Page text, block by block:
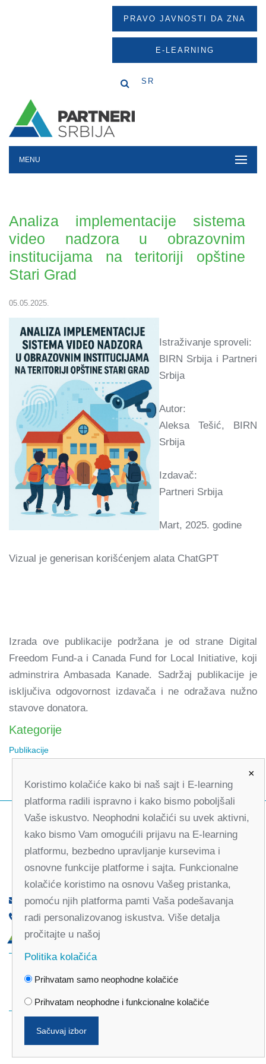
PRAVO JAVNOSTI DA ZNA
E-LEARNING
SR
MENU
Analiza implementacije sistema
video nadzora u obrazovnim
institucijama na teritoriji opštine
Stari Grad
05.05.2025.
Istraživanje sproveli:
BIRN Srbija i Partneri
Srbija
Autor:
Aleksa Tešić, BIRN
Srbija
Izdavač:
Partneri Srbija
Mart, 2025. godine
Vizual je generisan korišćenjem alata ChatGPT
Izrada ove publikacije podržana je od strane Digital
Freedom Fund-a i Canada Fund for Local Initiative, koji
adminstrira Ambasada Kanade. Sadržaj publikacije je
isključiva odgovornost izdavača i ne odražava nužno
stavove donatora.
Kategorije
Publikacije
office@partners-serbia.org
(+381 11) 32 31 551, (+381 11) 32 31 552
Kralja Milana 10, 11000 Beograd, Srbija
Politika privatnosti
×
Koristimo kolačiće kako bi naš sajt i E-learning
platforma radili ispravno i kako bismo poboljšali
Vaše iskustvo. Neophodni kolačići su uvek aktivni,
kako bismo Vam omogućili prijavu na E-learning
platformu, bezbedno upravljanje kursevima i
osnovne funkcije platforme i sajta. Funkcionalne
kolačiće koristimo na osnovu Vašeg pristanka,
pomoću njih platforma pamti Vaša podešavanja
radi personalizovanog iskustva. Više detalja
pročitajte u našoj
Politika kolačića
Prihvatam samo neophodne kolačiće
Prihvatam neophodne i funkcionalne kolačiće
Sačuvaj izbor